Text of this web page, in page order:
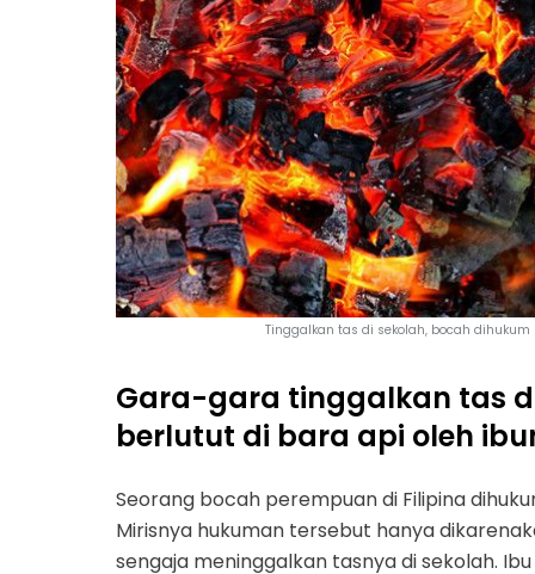
Tinggalkan tas di sekolah, bocah
Gara-gara tinggalkan tas
berlutut di bara api oleh
Seorang bocah perempuan di Filipina
Mirisnya hukuman tersebut hanya
sengaja meninggalkan tasnya di sekolah.